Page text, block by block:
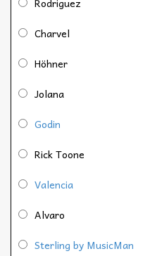
Charvel
Höhner
Jolana
Godin
Rick Toone
Valencia
Alvaro
Sterling by MusicMan